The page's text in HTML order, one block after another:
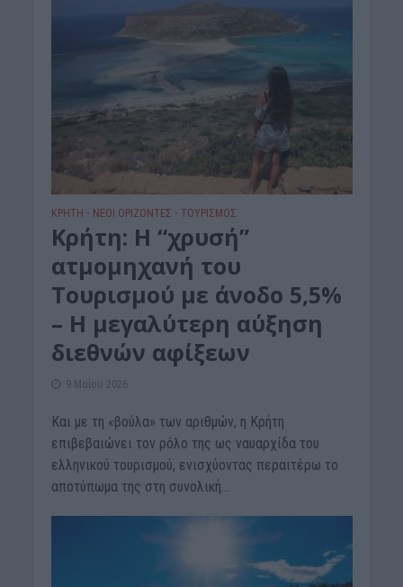
ΚΡΗΤΗ • ΝΕΟΙ ΟΡΙΖΟΝΤΕΣ • ΤΟΥΡΙΣΜΟΣ
Κρήτη: Η “χρυσή”
ατμομηχανή του
Τουρισμού με άνοδο 5,5%
– Η μεγαλύτερη αύξηση
διεθνών αφίξεων
9 Μαΐου 2026
Και με τη «βούλα» των αριθμών, η Κρήτη
επιβεβαιώνει τον ρόλο της ως ναυαρχίδα του
ελληνικού τουρισμού, ενισχύοντας περαιτέρω το
αποτύπωμα της στη συνολική...